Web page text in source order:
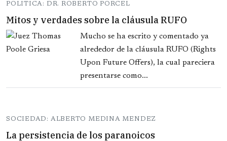
POLITICA: DR. ROBERTO PORCEL
Mitos y verdades sobre la cláusula RUFO
Mucho se ha escrito y comentado ya
alrededor de la cláusula RUFO (Rights
Upon Future Offers), la cual pareciera
presentarse como...
SOCIEDAD: ALBERTO MEDINA MENDEZ
La persistencia de los paranoicos